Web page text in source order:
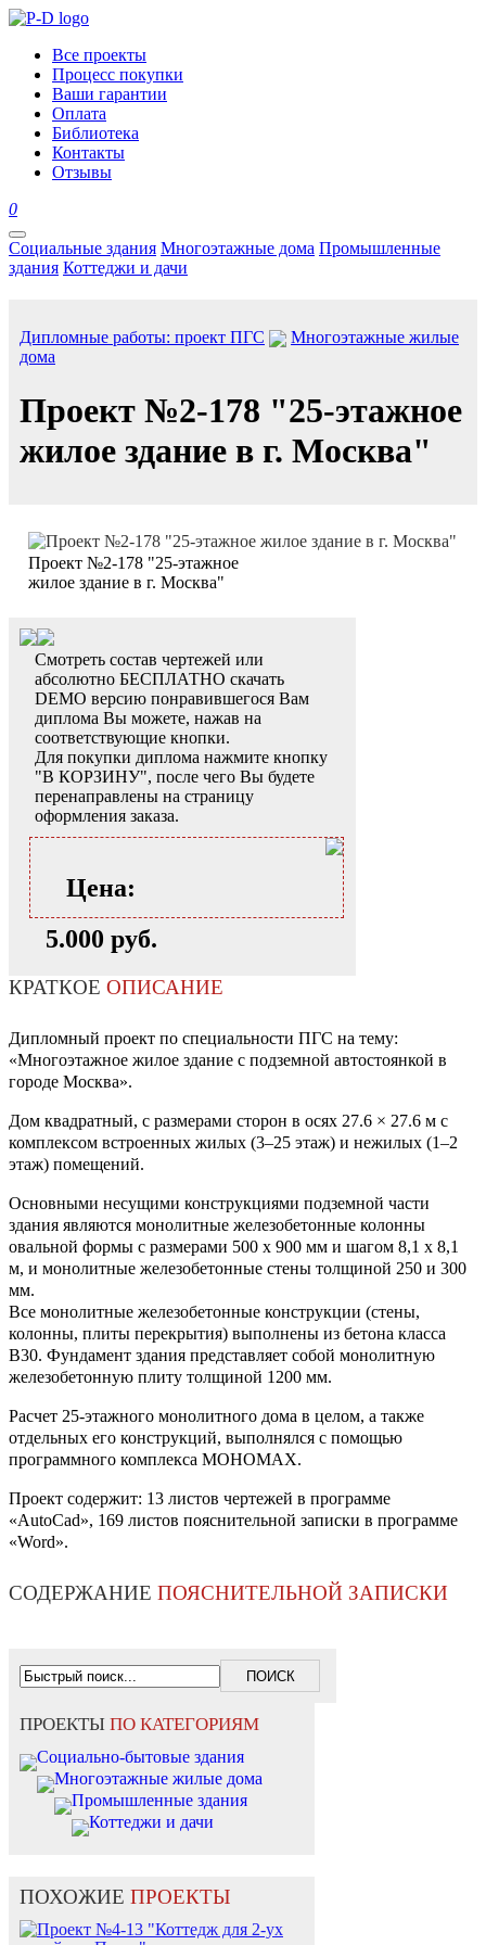
Все проекты
Процесс покупки
Ваши гарантии
Оплата
Библиотека
Контакты
Отзывы
0
Социальные здания Многоэтажные дома Промышленные
здания Коттеджи и дачи
Дипломные работы: проект ПГС
Многоэтажные жилые
дома
Проект №2-178 "25-этажное
жилое здание в г. Москва"
Проект №2-178 "25-этажное
жилое здание в г. Москва"
Смотреть состав чертежей или
абсолютно БЕСПЛАТНО скачать
DEMO версию понравившегося Вам
диплома Вы можете, нажав на
соответствующие кнопки.
Для покупки диплома нажмите кнопку
"В КОРЗИНУ", после чего Вы будете
перенаправлены на страницу
оформления заказа.
Цена:
5.000 руб.
КРАТКОЕ ОПИСАНИЕ
Дипломный проект по специальности ПГС на тему:
«Многоэтажное жилое здание с подземной автостоянкой в
городе Москва».
Дом квадратный, с размерами сторон в осях 27.6 × 27.6 м с
комплексом встроенных жилых (3–25 этаж) и нежилых (1–2
этаж) помещений.
Основными несущими конструкциями подземной части
здания являются монолитные железобетонные колонны
овальной формы с размерами 500 х 900 мм и шагом 8,1 х 8,1
м, и монолитные железобетонные стены толщиной 250 и 300
мм.
Все монолитные железобетонные конструкции (стены,
колонны, плиты перекрытия) выполнены из бетона класса
В30. Фундамент здания представляет собой монолитную
железобетонную плиту толщиной 1200 мм.
Расчет 25-этажного монолитного дома в целом, а также
отдельных его конструкций, выполнялся с помощью
программного комплекса МОНОМАХ.
Проект содержит: 13 листов чертежей в программе
«AutoCad», 169 листов пояснительной записки в программе
«Word».
СОДЕРЖАНИЕ ПОЯСНИТЕЛЬНОЙ ЗАПИСКИ
ПРОЕКТЫ ПО КАТЕГОРИЯМ
Социально-бытовые здания
Многоэтажные жилые дома
Промышленные здания
Коттеджи и дачи
ПОХОЖИЕ ПРОЕКТЫ